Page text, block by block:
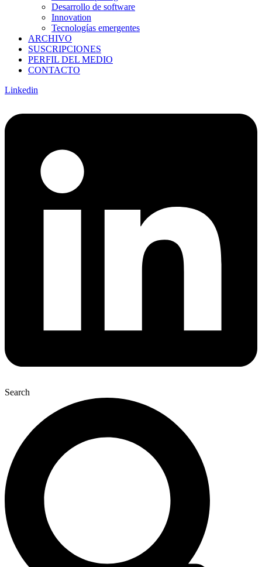
Desarrollo de software
Innovation
Tecnologías emergentes
ARCHIVO
SUSCRIPCIONES
PERFIL DEL MEDIO
CONTACTO
Linkedin
Search